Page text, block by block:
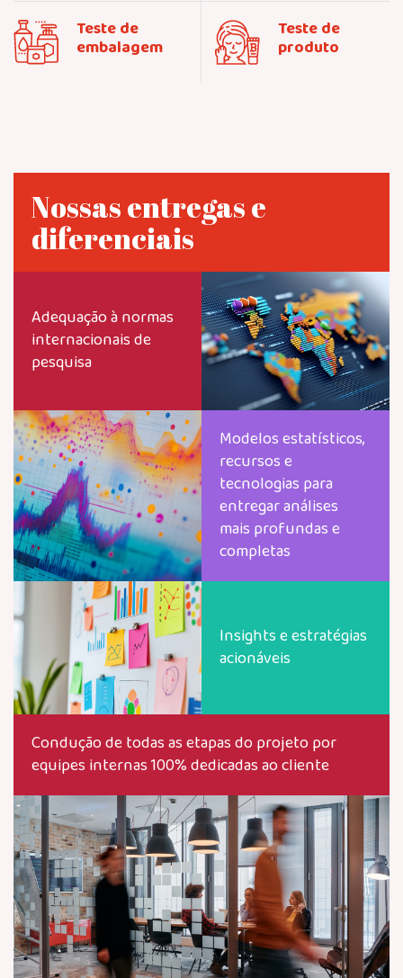
Teste de
embalagem
Teste de
produto
Nossas entregase
diferenciais
Adequação à normas
internacionais de
pesquisa
Modelos estatísticos,
recursos e
tecnologias para
entregar análises
mais profundas e
completas
Insights e estratégias
acionáveis
Condução de todas as etapas do projeto por
equipes internas 100% dedicadas ao cliente